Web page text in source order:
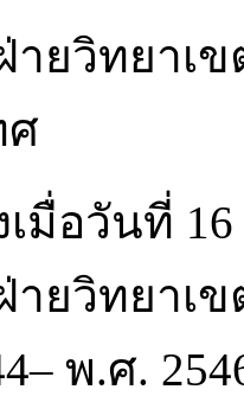
ายวิทยาเ
ศ
มื่อวันที่
ายวิทยาเ
พ.ศ.